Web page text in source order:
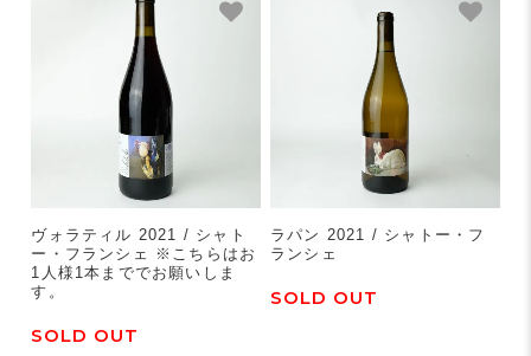
ヴォラティル 2021 / シャト
ー・フランシェ ※こちらはお
1人様1本まででお願いしま
す。
SOLD OUT
ラパン 2021 / シャトー・フ
ランシェ
SOLD OUT